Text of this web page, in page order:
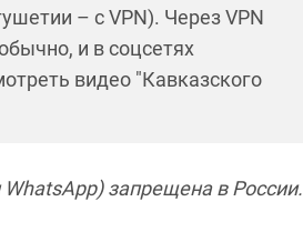
– с VPN). Через VPN
и в соцсетях
видео "Кавказского
запрещена в России.